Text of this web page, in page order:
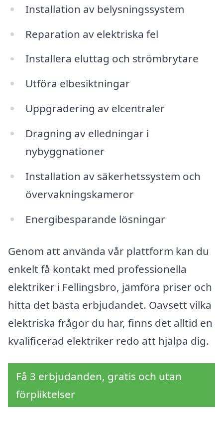
Installation av belysningssystem
Reparation av elektriska fel
Installera eluttag och strömbrytare
Utföra elbesiktningar
Uppgradering av elcentraler
Dragning av elledningar i
nybyggnationer
Installation av säkerhetssystem och
övervakningskameror
Energibesparande lösningar
Genom att använda vår plattform kan du
enkelt få kontakt med professionella
elektriker i Fellingsbro, jämföra priser och
hitta det bästa erbjudandet. Oavsett vilka
elektriska frågor du har, finns det alltid en
kvalificerad elektriker redo att hjälpa dig.
Få 3 erbjudanden, gratis och utan
förpliktelser